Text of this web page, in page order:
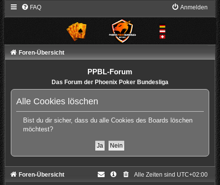
FAQ Anmelden
Foren-Übersicht
PPBL-Forum
Das Forum der Phoenix Poker Bundesliga
Alle Cookies löschen
Bist du dir sicher, dass du alle Cookies des Boards löschen
möchtest?
Foren-Übersicht Alle Zeiten sind UTC+02:00